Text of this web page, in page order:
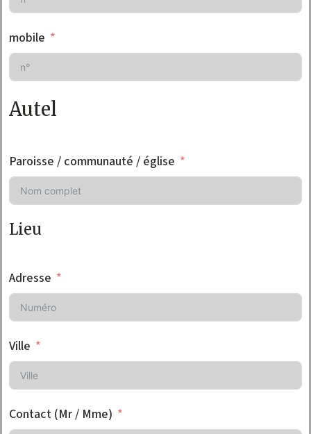
mobile
Autel
Paroisse / communauté / église
Lieu
Adresse
Ville
Contact (Mr / Mme)